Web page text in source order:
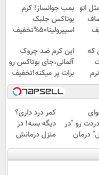
اتو بمب جوانساز! کرم
بوتاکس جلبک
اسپیرولینا50%تخفیف
که
این کرم ضد چروک
آلمانی،جای بوتاکس رو
برات پر میکنه!تخفیف
تا امشب
رو "در
درمان
(◂فیلم +
کمر درد داری؟
دیگه بسه! در
منزل درمانش
کن
(◀پرسش‌نامه)